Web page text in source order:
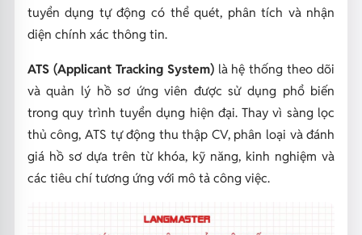
tuyển dụng tự động có thể quét, phân tích và nhận
diện chính xác thông tin.
ATS (Applicant Tracking System)là hệ thống theo dõi
và quản lý hồ sơ ứng viên được sử dụng phổ biến
trong quy trình tuyển dụng hiện đại. Thay vì sàng lọc
thủ công, ATS tự động thu thập CV, phân loại và đánh
giá hồ sơ dựa trên từ khóa, kỹ năng, kinh nghiệm và
các tiêu chí tương ứng với mô tả công việc.